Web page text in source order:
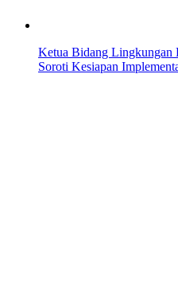
Ketua Bidang Lingkungan
Soroti Kesiapan